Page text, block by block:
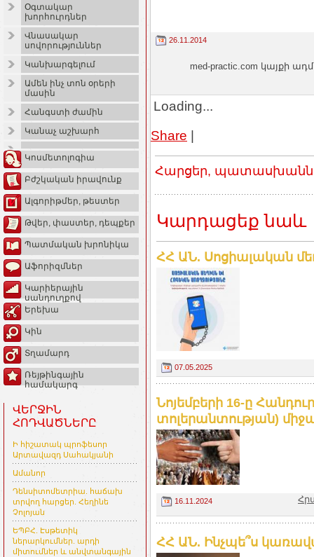
Օգտակար
խորհուրդներ
Վնասակար
սովորություններ
Կանխարգելում
Ամեն ինչ տոն օրերի
մասին
Հանգստի ժամին
Կանաչ աշխարհ
Կոսմետոլոգիա
Բժշկական իրավունք
Ալգորիթմեր, թեստեր
Թվեր, փաստեր, դեպքեր
Պատմական խրոնիկա
Աֆորիզմներ
Կարիերային
սանդուղքով
Երեխա
Կին
Տղամարդ
Ռեյթինգային
համակարգ
ՎԵՐՋԻՆ
ՀՈԴՎԱԾՆԵՐԸ
Ի հիշատակ պրոֆեսոր
Արտավազդ Սահակյանի
Ամանոր
Դենսիտոմետրիա. հաճախ
տրվող հարցեր. Հեղինե
Չոլոյան
ԵՊԲՀ. Էսթետիկ
ներարկումներ. արդի
միտումներ և անվտանգային
26.11.2014
med-practic.com կայքի
Loading...
Share |
Հարցեր,
Կարդացեք նաև
ՀՀ ԱՆ. Սոցիալական
07.05.2025
Նոյեմբերի 16-ը
տոլերանտության)
16.11.2024
ՀՀ ԱՆ. Ինչպե՞ս